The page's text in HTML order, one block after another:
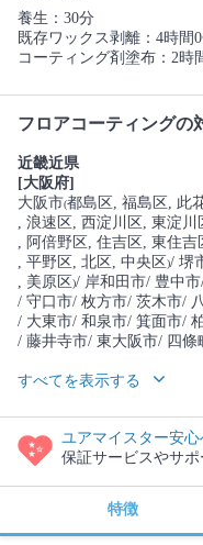
養生：30分
既存ワックス剥離：4時間
コーティング剤塗布：2時
フロアコーティングの
近畿近県
[大阪府]
大阪市(都島区 , 福島区 , 此
, 浪速区 , 西淀川区 , 東淀川
, 阿倍野区 , 住吉区 , 東住吉
, 平野区 , 北区 , 中央区)/ 堺
, 美原区)/ 岸和田市/ 豊中市
/ 守口市/ 枚方市/ 茨木市/
/ 大東市/ 和泉市/ 箕面市/
/ 藤井寺市/ 東大阪市/ 四條
すべてを表示する
ユアマイスター安
保証サービスやサ
特徴